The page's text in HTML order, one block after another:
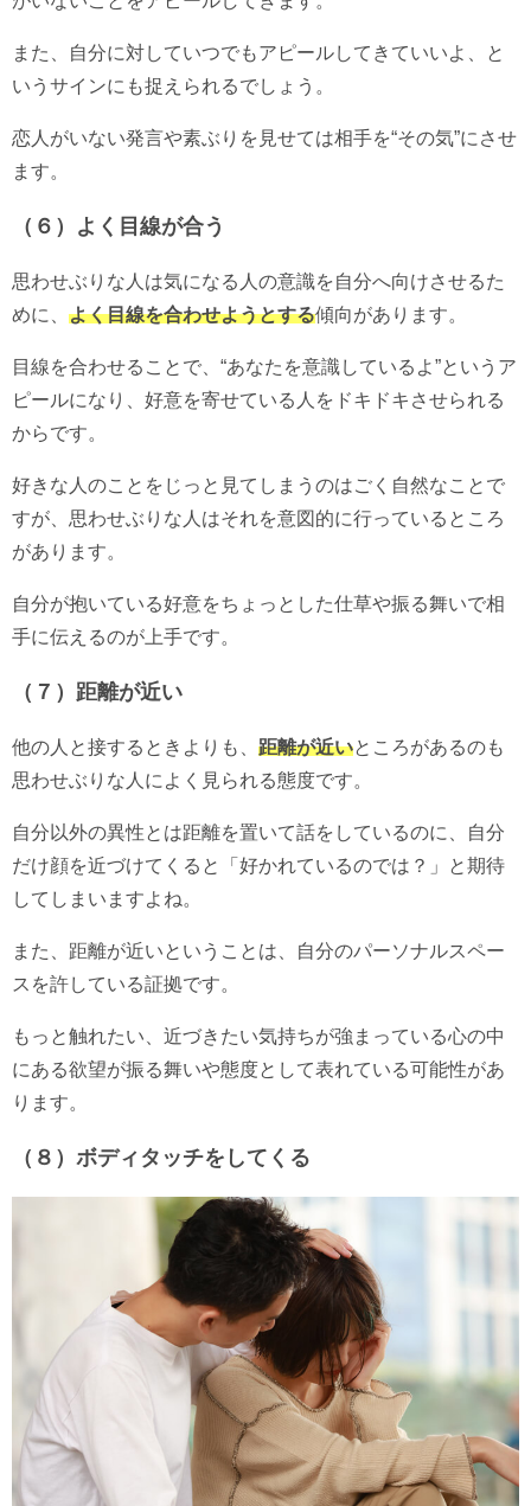
また、自分に対していつでもアピールしてきていいよ、と
いうサインにも捉えられるでしょう。
恋人がいない発言や素ぶりを見せては相手を“その気”にさせ
ます。
（６）よく目線が合う
思わせぶりな人は気になる人の意識を自分へ向けさせるた
めに、 よく目線を合わせようとする傾向があります。
目線を合わせることで、“あなたを意識しているよ”というア
ピールになり、好意を寄せている人をドキドキさせられる
からです。
好きな人のことをじっと見てしまうのはごく自然なことで
すが、思わせぶりな人はそれを意図的に行っているところ
があります。
自分が抱いている好意をちょっとした仕草や振る舞いで相
手に伝えるのが上手です。
（７）距離が近い
他の人と接するときよりも、 距離が近いところがあるのも
思わせぶりな人によく見られる態度です。
自分以外の異性とは距離を置いて話をしているのに、自分
だけ顔を近づけてくると「好かれているのでは？」と期待
してしまいますよね。
また、距離が近いということは、自分のパーソナルスペー
スを許している証拠です。
もっと触れたい、近づきたい気持ちが強まっている心の中
にある欲望が振る舞いや態度として表れている可能性があ
ります。
（８）ボディタッチをしてくる